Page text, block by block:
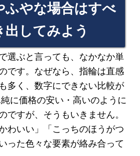
ふやな場合はすべ
出してみよう
選ぶと言っても、なかなか単
です。なぜなら、指輪は直感
多く、数字にできない比較が
に価格の安い・高いのように
ですが、そうもいきません。
わいい」「こっちのほうがつ
った色々な要素が絡み合って